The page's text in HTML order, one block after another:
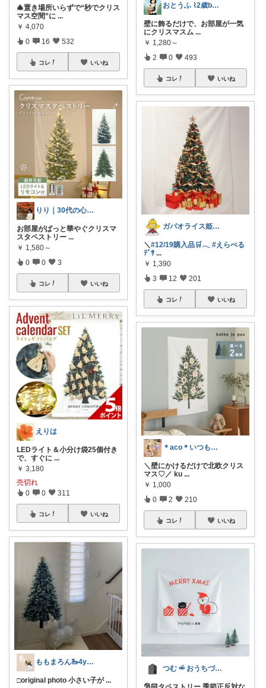
🎄置き場所いらずで“秒でクリス
マス空間”に ...
￥ 4,070
0 16 532
コレ いいね
りり｜30代の心地よい暮らし
お部屋がぱっと華やぐクリスマ
スタペストリー ...
￥ 1,580～
0 0 3
コレ いいね
えりは
LEDライト＆小分け袋25個付き
で、すぐに ...
￥ 3,180
売切れ
0 0 311
コレ いいね
ももまろん🦢4y＆2y boys
□original photo 小さい子が ...
おとうふ ⌇2歳boyママ🌼
壁に飾るだけで、お部屋が一気
にクリスマスム ...
￥ 1,280～
2 0 493
コレ いいね
ガパオライス姫👸🌶️🌶️🌶️
＼ #12/19購入品🛒𓂃 #えらべる
ﾃﾞｻ ...
￥ 1,390
3 12 201
コレ いいね
＊aco＊いつもありがとうございます♡
＼壁にかけるだけで北欧クリス
マス♡／ ku ...
￥ 1,000
0 2 210
コレ いいね
つむ ⚮̈ おうちづくりとインテリア